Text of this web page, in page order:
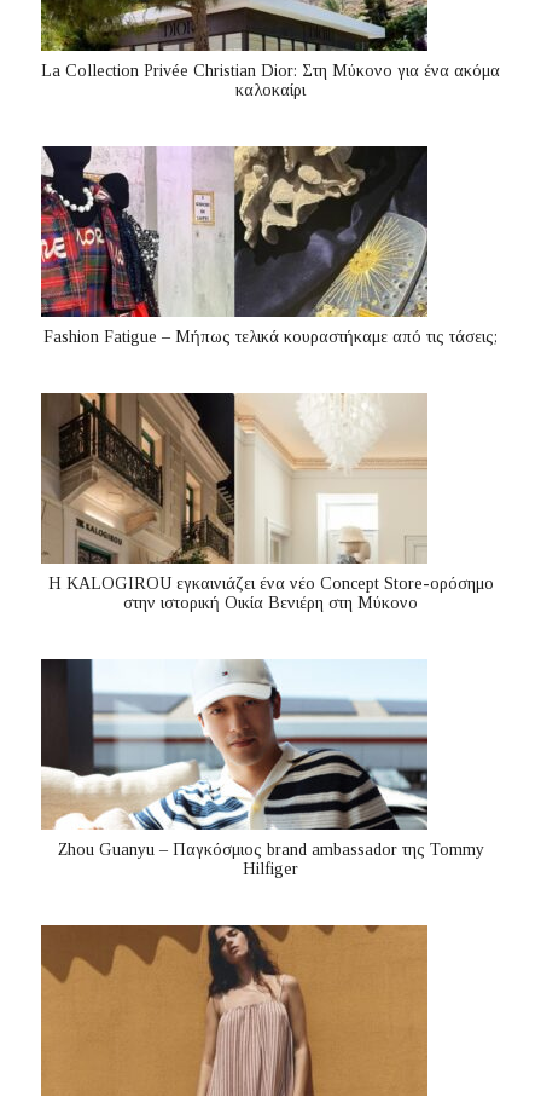
La Collection Privée Christian Dior: Στη Μύκονο για ένα ακόμα
καλοκαίρι
Fashion Fatigue – Μήπως τελικά κουραστήκαμε από τις τάσεις;
Η KALOGIROU εγκαινιάζει ένα νέο Concept Store-ορόσημο
στην ιστορική Οικία Βενιέρη στη Μύκονο
Zhou Guanyu – Παγκόσμιος brand ambassador της Tommy
Hilfiger